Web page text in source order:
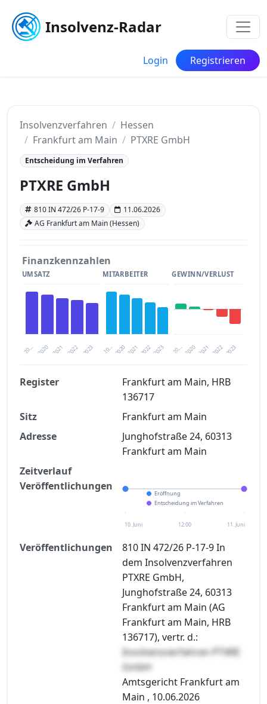
Insolvenz-Radar
Login Registrieren
Insolvenzverfahren
Hessen
Frankfurt am Main
PTXRE GmbH
Entscheidung im Verfahren
PTXRE GmbH
810 IN 472/26 P-17-9
11.06.2026
AG Frankfurt am Main (Hessen)
Finanzkennzahlen
UMSATZ
20… 2021 2023
2020 2022
MITARBEITER
20… 2021 2023
2020 2022
GEWINN/VERLUST
20… 2021 2023
2020 2022
Finanzkennzahlen nach kostenloser
Registrierung verfügbar
Jetzt kostenlos registrieren
Register
Frankfurt am Main, HRB
136717
Sitz
Frankfurt am Main
Adresse
Junghofstraße 24, 60313
Frankfurt am Main
Zeitverlauf
Veröffentlichungen
Eröffnung
Entscheidung im Verfahren
10. Juni 12:00 11. Juni
Veröffentlichungen
810 IN 472/26 P-17-9 In
dem Insolvenzverfahren
PTXRE GmbH,
Junghofstraße 24, 60313
Frankfurt am Main (AG
Frankfurt am Main, HRB
136717), vertr. d.:
Insolvenzverfahren PTXRE
GmbH
Amtsgericht Frankfurt am
Main , 10.06.2026